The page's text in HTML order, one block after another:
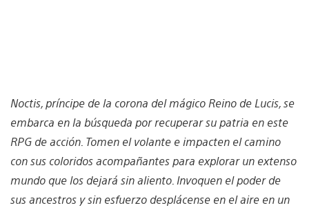
Noctis, príncipe de la corona del mágico Reino de Lucis, se
embarca en la búsqueda por recuperar su patria en este
RPG de acción. Tomen el volante e impacten el camino
con sus coloridos acompañantes para explorar un extenso
mundo que los dejará sin aliento. Invoquen el poder de
sus ancestros y sin esfuerzo desplácense en el aire en un